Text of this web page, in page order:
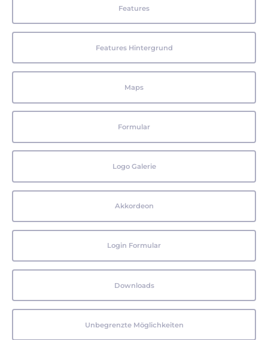
Features
Features Hintergrund
Maps
Formular
Logo Galerie
Akkordeon
Login Formular
Downloads
Unbegrenzte Möglichkeiten